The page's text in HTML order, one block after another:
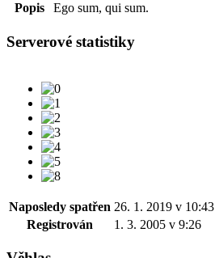
Popis
Ego sum, qui sum.
Serverové statistiky
Naposledy spatřen 26. 1. 2019 v 10:43
Registrován
1. 3. 2005 v 9:26